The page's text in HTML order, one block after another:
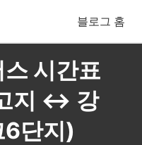
블로그 홈
시간표
지 ↔ 강
6단지)